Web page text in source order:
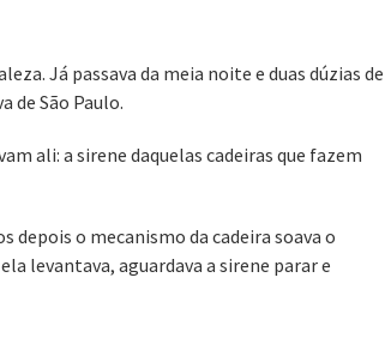
Já passava da meia noite e duas dúzias de
de São Paulo.
ali: a sirene daquelas cadeiras que fazem
depois o mecanismo da cadeira soava o
levantava, aguardava a sirene parar e